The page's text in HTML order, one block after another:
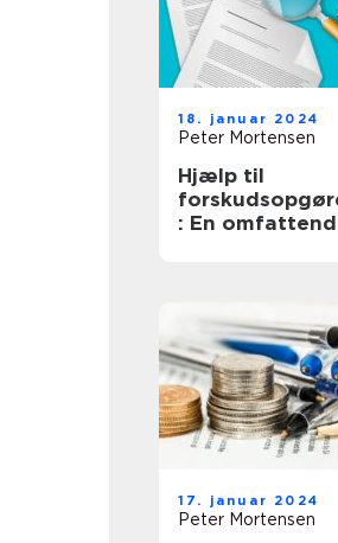
18. januar 2024
Peter Mortensen
Hjælp til
: En
17. januar 2024
Peter Mortensen